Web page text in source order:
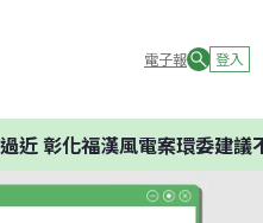
電子報 登入
風電案環委建議不應開發